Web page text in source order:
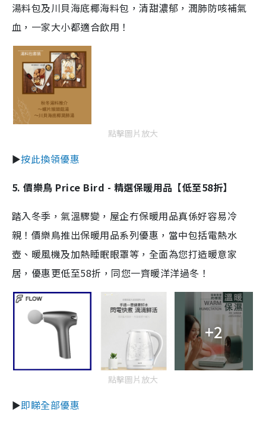
湯料包及川貝海底椰海料包，清甜濃郁，潤肺防咳補氣
血，一家大小都適合飲用！
點擊圖片放大
►按此換領優惠
5. 價樂鳥 Price Bird - 精選保暖用品【低至58折】
踏入冬季，氣溫驟變，屋企冇保暖用品真係好容易冷
親！價樂鳥推出保暖用品系列優惠，當中包括電熱水
壺、暖風機及加熱睡眠眼罩等，全面為您打造暖意家
居，優惠更低至58折，同您一齊暖洋洋過冬！
+2
點擊圖片放大
►即睇全部優惠